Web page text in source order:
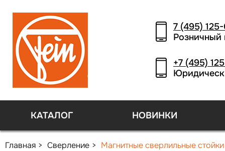
7 (495)
Розничный
+7 (495)
КАТАЛОГ НОВИНКИ
Главная Сверление Магнитные сверлильные стойки